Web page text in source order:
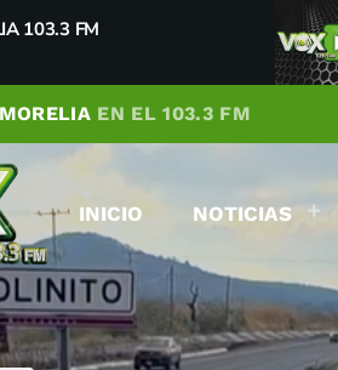
103.3 FM
103.3 FM EN EL 103.3 FM
INICIO NOTICIAS